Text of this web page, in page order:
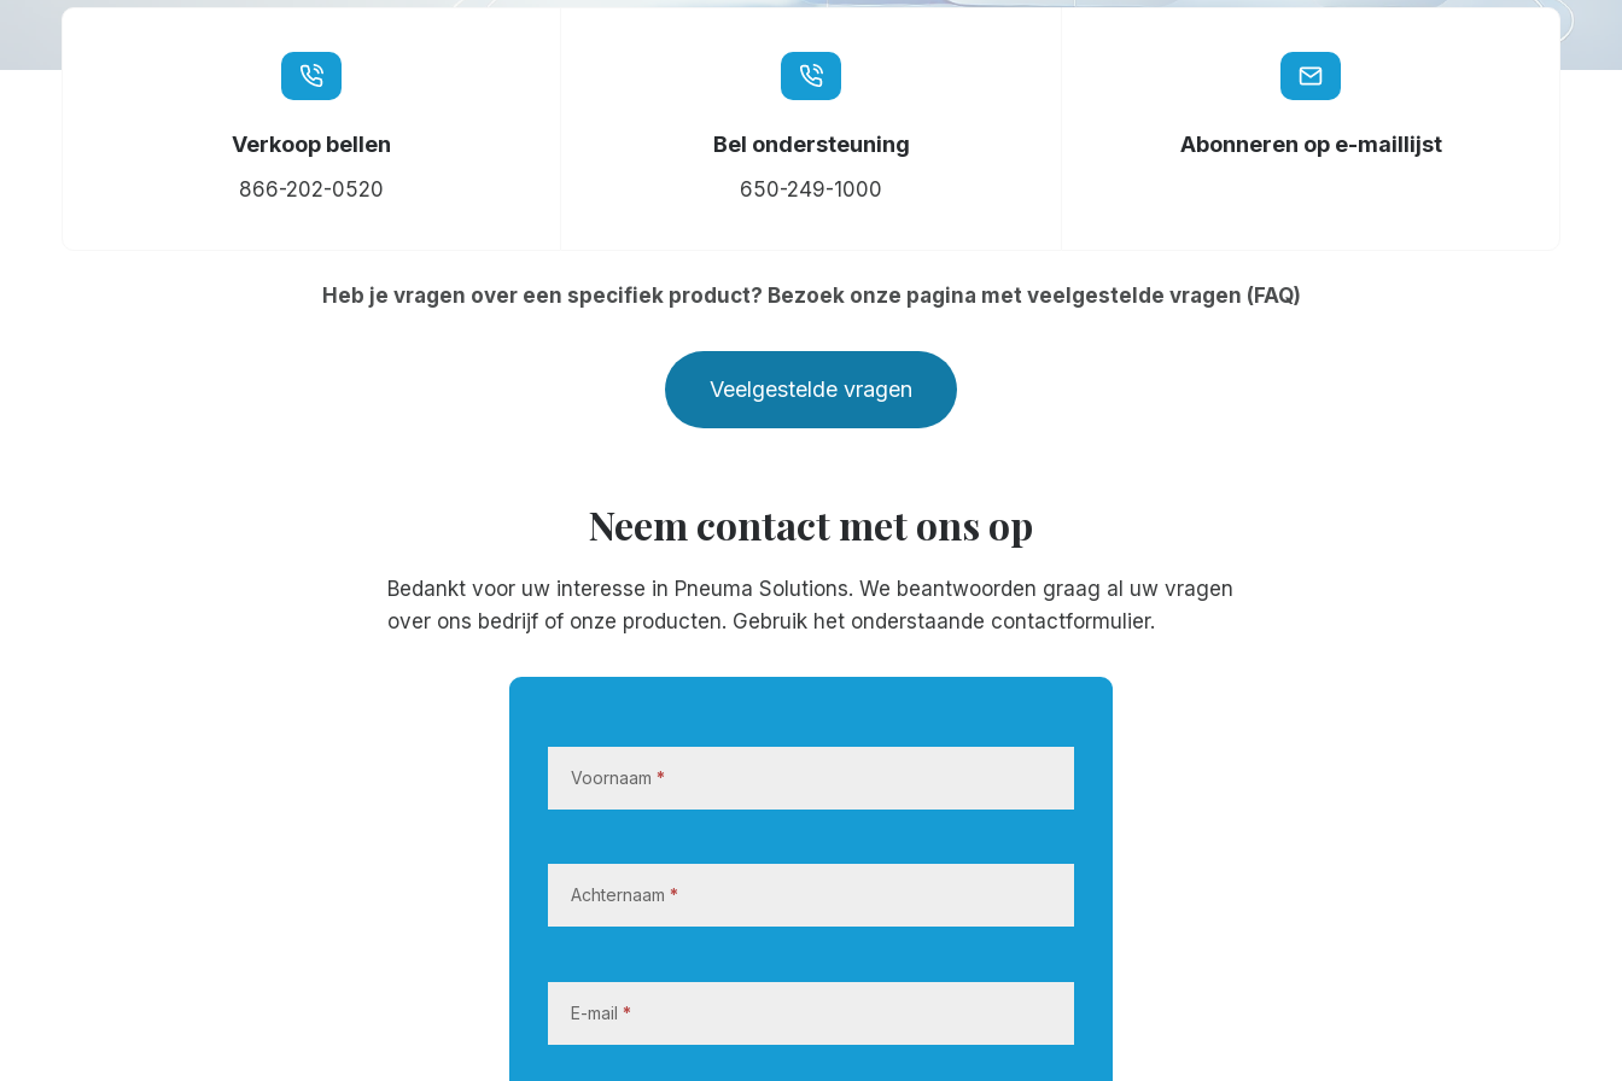
Verkoop bellen
866-202-0520
Bel ondersteuning
650-249-1000
Abonneren op e-maillijst
Heb je vragen over een specifiek product? Bezoek onze pagina met veelgestelde vragen (FAQ)
Veelgestelde vragen
Neem contact met ons op
Bedankt voor uw interesse in Pneuma Solutions. We beantwoorden graag al uw vragen
over ons bedrijf of onze producten. Gebruik het onderstaande contactformulier.
c
n
Voornaam *
Achternaam *
E-mail *